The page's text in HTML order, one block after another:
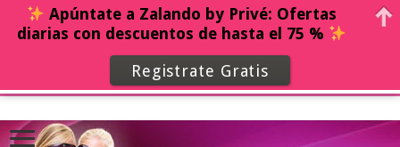
Apúntate a Zalando by Privé: Ofertas
diarias con descuentos de hasta el 75 %
Registrate Gratis